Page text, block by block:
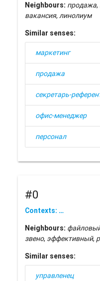
Neighbours: продажа,
вакансия,линолиум
Similar senses:
маркетинг
продажа
секретарь-
офис-менеджер
персонал
#0
Contexts: …
Neighbours:
звено, эффективный,
Similar senses:
управленец